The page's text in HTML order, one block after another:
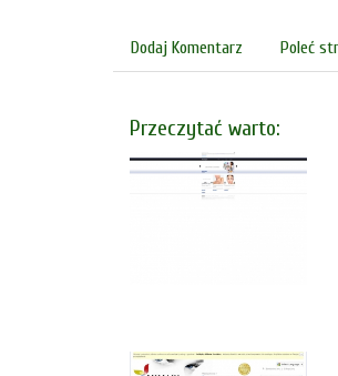
Dodaj Komentarz Poleć
Przeczytać warto: